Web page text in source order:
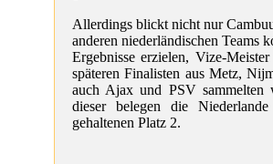
Allerdings blickt nicht nur
anderen niederländischen Teams
Ergebnisse erzielen, Vize-
späteren Finalisten aus Metz,
auch Ajax und PSV sammelten
dieser belegen die
gehaltenen Platz 2.